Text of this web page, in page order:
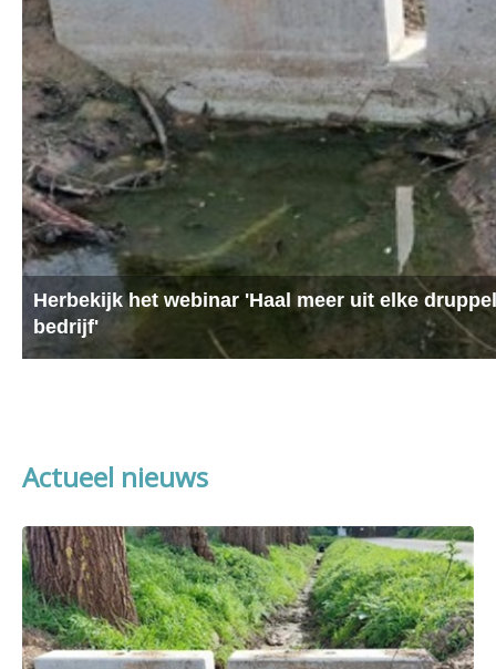
Herbekijk het webinar 'Haal meer uit elke
bedrijf'
Op woensdag 24 juni 2026 vond het webinar 'Haal meer uit elke druppel: slimme
Actueel nieuws